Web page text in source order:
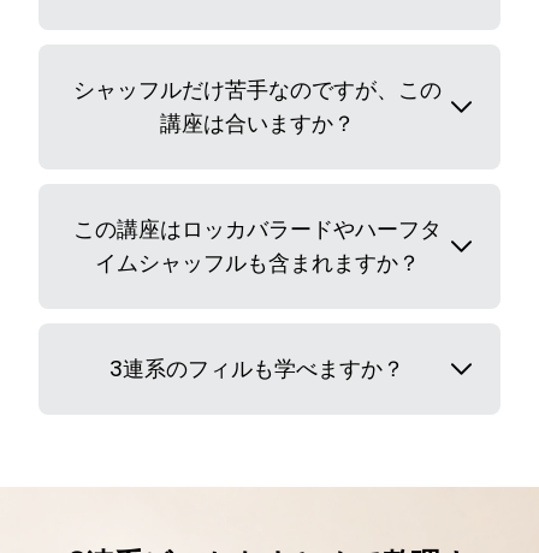
シャッフルだけ苦手なのですが、この
講座は合いますか？
この講座はロッカバラードやハーフタ
イムシャッフルも含まれますか？
3連系のフィルも学べますか？